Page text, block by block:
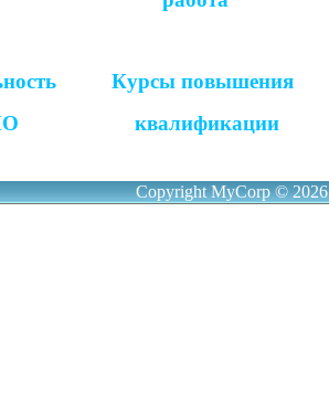
Курсы повышения
Copyright MyCorp © 2026